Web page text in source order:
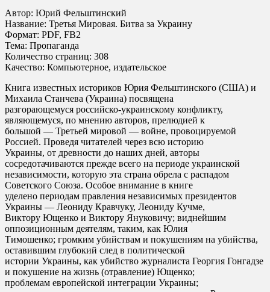
Автор: Юрий Фельштинский
Название: Третья Мировая. Битва за Украину
Формат: PDF, FB2
Тема: Пропаганда
Количество страниц: 308
Качество: Компьютерное, издательское
Книга известных историков Юрия Фельштинского (США) и
Михаила Станчева (Украина) посвящена
разгорающемуся российско-украинскому конфликту,
являющемуся, по мнению авторов, прелюдией к
большой — Третьей мировой — войне, провоцируемой
Россией. Проведя читателей через всю историю
Украины, от древности до наших дней, авторы
сосредотачиваются прежде всего на периоде украинской
независимости, которую эта страна обрела с распадом
Советского Союза. Особое внимание в книге
уделено периодам правления независимых президентов
Украины — Леониду Кравчуку, Леониду Кучме,
Виктору Ющенко и Виктору Януковичу; виднейшим
оппозиционным деятелям, таким, как Юлия
Тимошенко; громким убийствам и покушениям на убийства,
оставившим глубокий след в политической
истории Украины, как убийство журналиста Георгия Гонгадзе
и покушение на жизнь (отравление) Ющенко;
проблемам европейской интеграции Украины;